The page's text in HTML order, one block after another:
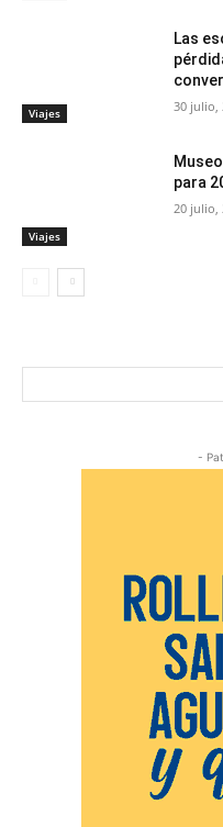
Viajes
Las
30 julio,
Viajes
para
20 julio,
-